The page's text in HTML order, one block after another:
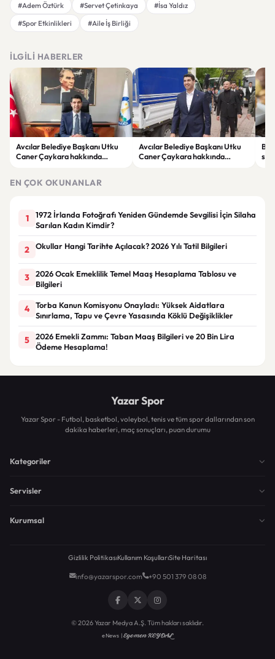
#Adem Öztürk
#Servet Çetinkaya
#İsa Yaldız
#Spor Etkinlikleri
#Aile İş Birliği
İLGILI HABERLER
Avcılar Belediye Başkanı Utku
Caner Çaykara hakkında
Avcılar Belediye Başkanı Utku
Caner Çaykara hakkında
EN ÇOK OKUNANLAR
1
1972 İrlanda Fotoğrafı Yeniden Gündemde Sevgilisi İçin Silaha
Sarılan Kadın Kimdir?
2 Okullar Hangi Tarihte Açılacak? 2026 Yılı Tatil Bilgileri
3
2026 Ocak Emeklilik Temel Maaş Hesaplama Tablosu ve
Bilgileri
4
Torba Kanun Komisyonu Onayladı: Yüksek Aidatlara
Sınırlama, Tapu ve Çevre Yasasında Köklü Değişiklikler
5
2026 Emekli Zammı: Taban Maaş Bilgileri ve 20 Bin Lira
Ödeme Hesaplama!
Yazar Spor
Yazar Spor - Futbol, basketbol, voleybol, tenis ve tüm spor dallarından son
dakika haberleri, maç sonuçları, puan durumu
Kategoriler
Servisler
Kurumsal
Gizlilik PolitikasıKullanım KoşullarıSite Haritası
info@yazarspor.com +90 501 379 08 08
© 2026 Yazar Medya A.Ş. Tüm hakları saklıdır.
eNews |Egemen KEYDAL